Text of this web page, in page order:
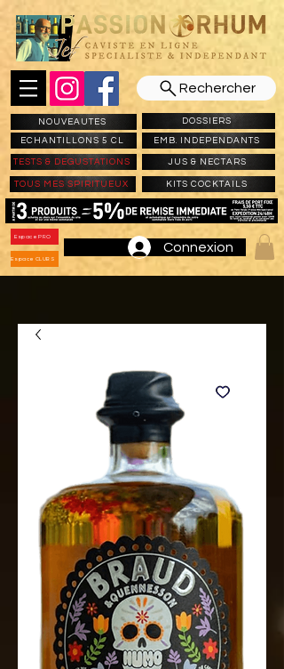
Rechercher
NOUVEAUTES
ECHANTILLONS 5 CL
DOSSIERS
EMB. INDEPENDANTS
TESTS & DEGUSTATIONS JUS & NECTARS
TOUS MES SPIRITUEUX KITS COCKTAILS
Espace PRO
Espace CLUBS
Connexion